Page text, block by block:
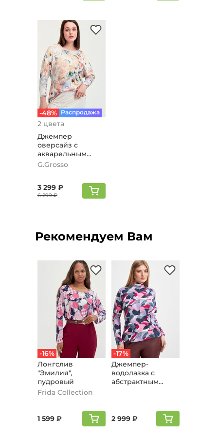
-48% Распродажа
2 цвета
Джемпер
оверсайз с
акварельным
рисунком,
G.Grosso
3 299 ₽
6 299 ₽
Рекомендуем Вам
-16%
Лонгслив
"Эмилия",
пудровый
Frida Collection
1 599 ₽
-17%
Джемпер-
водолазка с
абстрактным
2 999 ₽